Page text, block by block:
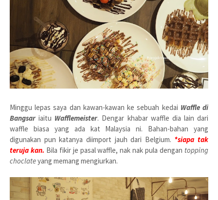
Minggu lepas saya dan kawan-kawan ke sebuah kedai Waffle di
Bangsariaitu Wafflemeister. Dengar khabar waffle dia lain dari
waffle biasa yang ada kat Malaysia ni. Bahan-bahan yang
digunakan pun katanya diimport jauh dari Belgium. *siapa tak
teruja kan. Bila fikir je pasal waffle, nak nak pula dengan topping
choclateyang memang mengiurkan.